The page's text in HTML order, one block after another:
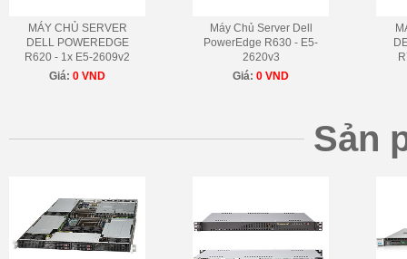
MÁY CHỦ SERVER
DELL POWEREDGE
R620 - 1x E5-2609v2
Giá: 0 VND
Máy Chủ Server Dell
PowerEdge R630 - E5-
2620v3
Giá: 0 VND
Sản